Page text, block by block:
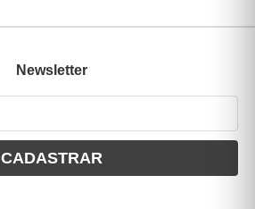
Newsletter
CADASTRAR